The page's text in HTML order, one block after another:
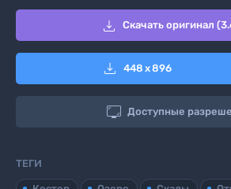
 Скачать оригинал
 448 x896
 Доступные
ТЕГИ